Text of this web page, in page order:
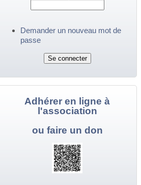
Demander un nouveau mot de
passe
Adhérer en ligne à
l'association
ou faire un don